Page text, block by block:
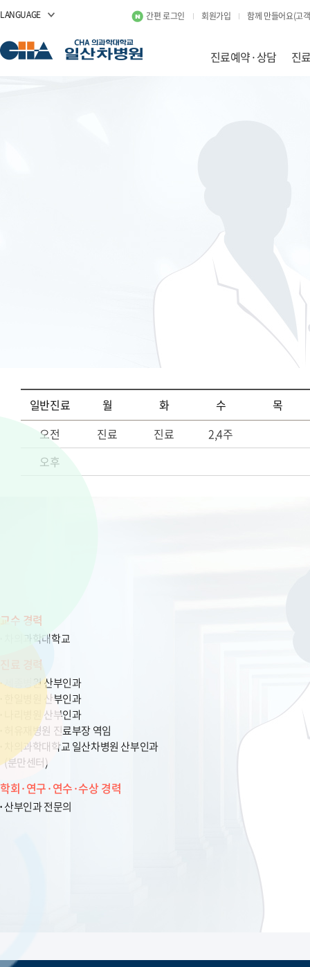
LANGUAGE 간편 로그인 회원가입 함께 만들어요(고
진료예약·상담 진
일반진료 월 화 수
목
오전
진료 진료
2,4주
오후
교수 경력
차의과학대학교
진료 경력
세종병원 산부인과
한일병원 산부인과
나리병원 산부인과
허유재병원 진료부장 역임
차의과학대학교 일산차병원 산부인과
(분만센터)
학회·연구·연수·수상 경력
산부인과 전문의